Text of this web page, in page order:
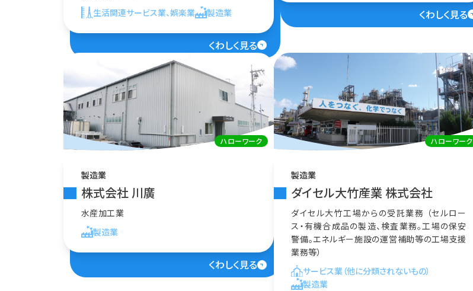
生活関連サービス業、娯楽業
製造業
くわしく見る
くわしく見る
ハローワーク
製造業
株式会社 川廣
水産加工業
製造業
くわしく見る
ハローワーク
製造業
ダイセル大竹産業 株式会社
ダイセル大竹工場からの受託業務 （セルロー
ス・有機合成品の製造、検査業務。工場の保安
警備。エネルギー施設の運営補助等の工場支援
業務等）
サービス業（他に分類されないもの）
製造業